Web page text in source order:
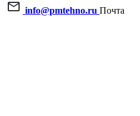
info@pmtehno.ru Почта